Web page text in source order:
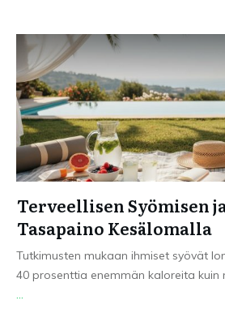
Terveellisen Syömisen
Tasapaino Kesälomalla
Tutkimusten mukaan ihmiset syövät
40 prosenttia enemmän kaloreita
...